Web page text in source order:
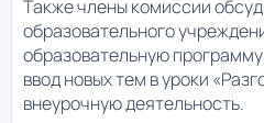
Также члены комиссии
образовательного
образовательную
ввод новых тем в уроки
внеурочную деятельность.